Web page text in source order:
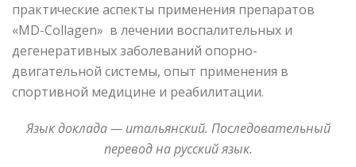
практические аспекты применения препаратов
«MD-Collagen» в лечении воспалительных и
дегенеративных заболеваний опорно-
двигательной системы, опыт применения в
спортивной медицине и реабилитации.
Язык доклада — итальянский. Последовательный
перевод на русский язык.